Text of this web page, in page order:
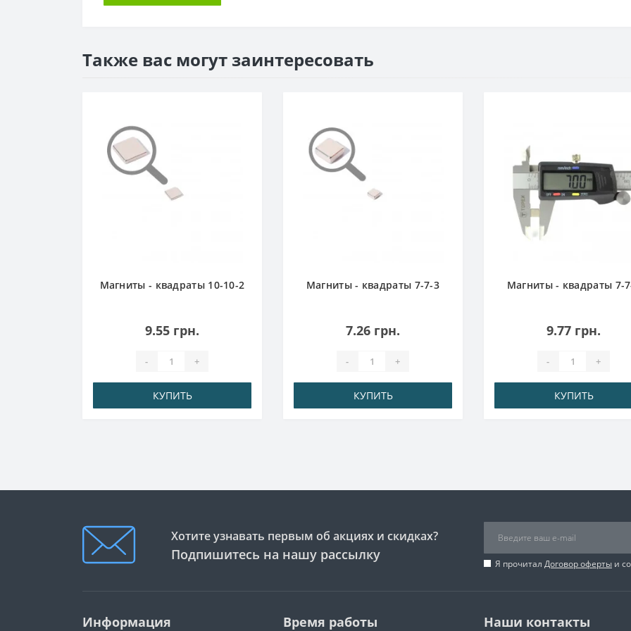
Также вас могут заинтересовать
Магниты - квадраты 10-10-2
9.55 грн.
- +
КУПИТЬ
Магниты - квадраты 7-7-3
7.26 грн.
- +
КУПИТЬ
Магниты - квадраты 7-
9.77 грн.
- +
КУПИТЬ
Хотите узнавать первым об акциях и скидках?
Подпишитесь на нашу рассылку
Я прочитал Договор оферты и
Информация Время работы Наши контакты